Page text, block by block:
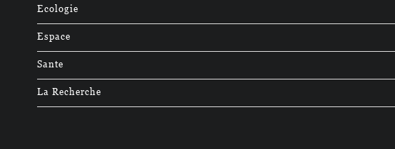
Ecologie
Espace
Sante
La Recherche